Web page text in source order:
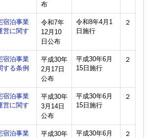
布
宿泊事業
営に関す
令和7年
12月10
日公布
令和8年4月1
日施行
２
宿泊事業
する条例
平成30年
2月17日
公布
平成30年6月
15日施行
２
宿泊事業
営に関す
平成30年
3月14日
公布
平成30年6月
15日施行
２
宿泊事業
平成30年
平成30年6月
２